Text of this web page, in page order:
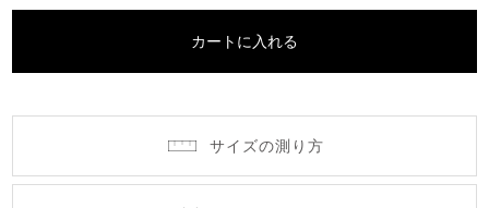
カートに入れる
サイズの測り方